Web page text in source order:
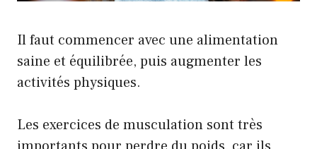
Il faut commencer avec une alimentation
saine et équilibrée, puis augmenter les
activités physiques.
Les exercices de musculation sont très